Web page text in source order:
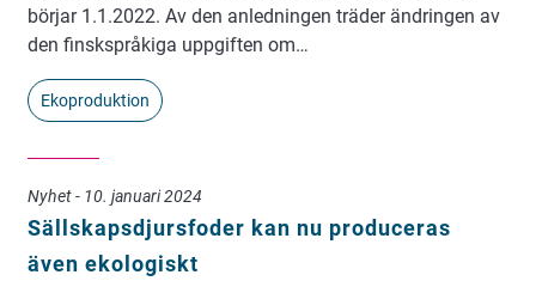
börjar 1.1.2022. Av den anledningen träder ändringen av
den finskspråkiga uppgiften om…
Ekoproduktion
Nyhet - 10. januari 2024
Sällskapsdjursfoder kan nu produceras
även ekologiskt